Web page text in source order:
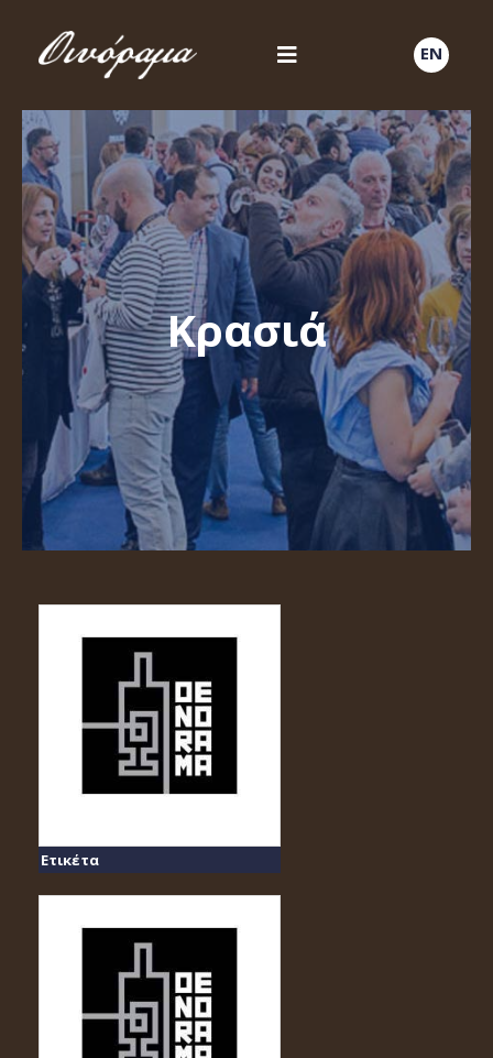
EN
Κρασιά
Ετικέτα